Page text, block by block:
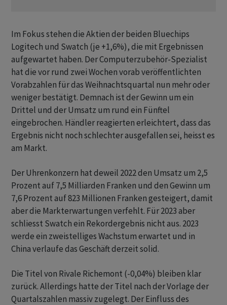
Im Fokus stehen die Aktien der beiden Bluechips
Logitech und Swatch (je +1,6%), die mit Ergebnissen
aufgewartet haben. Der Computerzubehör-Spezialist
hat die vor rund zwei Wochen vorab veröffentlichten
Vorabzahlen für das Weihnachtsquartal nun mehr oder
weniger bestätigt. Demnach ist der Gewinn um ein
Drittel und der Umsatz um rund ein Fünftel
eingebrochen. Händler reagierten erleichtert, dass das
Ergebnis nicht noch schlechter ausgefallen sei, heisst es
am Markt.
Der Uhrenkonzern hat deweil 2022 den Umsatz um 2,5
Prozent auf 7,5 Milliarden Franken und den Gewinn um
7,6 Prozent auf 823 Millionen Franken gesteigert, damit
aber die Markterwartungen verfehlt. Für 2023 aber
schliesst Swatch ein Rekordergebnis nicht aus. 2023
werde ein zweistelliges Wachstum erwartet und in
China verlaufe das Geschäft derzeit solid.
Die Titel von Rivale Richemont (-0,04%) bleiben klar
zurück. Allerdings hatte der Titel nach der Vorlage der
Quartalszahlen massiv zugelegt. Der Einfluss des